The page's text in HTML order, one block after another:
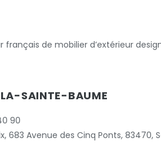
de mobilier d’extérieur
SAINTE-BAUME
90
683 Avenue des Cinq Ponts,